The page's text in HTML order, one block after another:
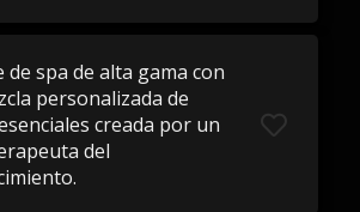
de spa de alta gama con
personalizada de
creada por un
del